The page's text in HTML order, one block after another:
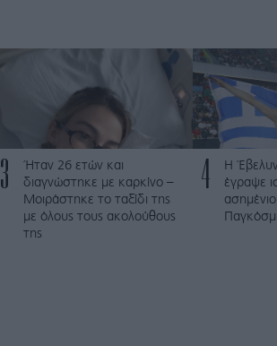
3
Ήταν 26 ετών και
διαγνώστηκε με καρκίνο –
Μοιράστηκε το ταξίδι της
με όλους τους ακολούθους
της
4
Η
έγραψε